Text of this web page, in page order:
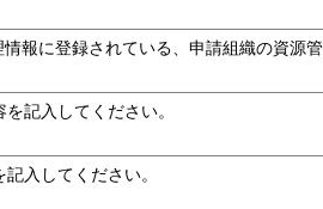
報に登録されている、申請組織の資源
記入してください。
入してください。